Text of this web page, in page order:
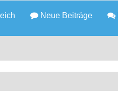
Neue Beiträge